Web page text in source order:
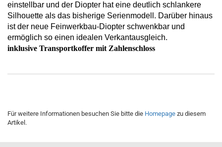
einstellbar und der Diopter hat eine deutlich schlankere
Silhouette als das bisherige Serienmodell. Darüber hinaus
ist der neue Feinwerkbau-Diopter schwenkbar und
ermöglich so einen idealen Verkantausgleich.
inklusive Transportkoffer mit Zahlenschloss
Für weitere Informationen besuchen Sie bitte die Homepage zu diesem
Artikel.